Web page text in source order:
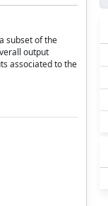
subset of the
output
associated to the